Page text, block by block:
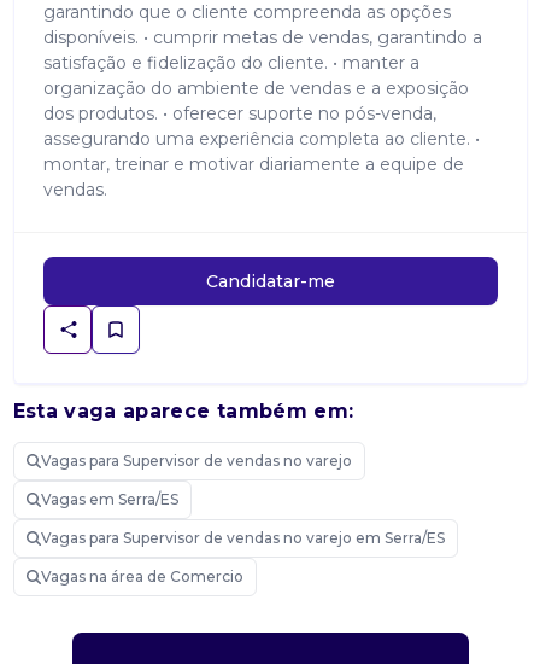
garantindo que o cliente compreenda as opções
disponíveis. • cumprir metas de vendas, garantindo a
satisfação e fidelização do cliente. • manter a
organização do ambiente de vendas e a exposição
dos produtos. • oferecer suporte no pós-venda,
assegurando uma experiência completa ao cliente. •
montar, treinar e motivar diariamente a equipe de
vendas.
Candidatar-me
Esta vaga aparece também em:
Vagas para Supervisor de vendas no varejo
Vagas em Serra/ES
Vagas para Supervisor de vendas no varejo em Serra/ES
Vagas na área de Comercio